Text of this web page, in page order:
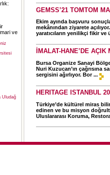
ve
Uludağ
GEMSS’21 TOMTOM
Ekim ayında başvuru
mekânından ziyarete
yaratıcıların yenilikçi fikir
İMALAT-HANE’DE AÇIK
Bursa Organize Sanayi
Nuri Kuzucan’ın çağrısına
sergisini ağırlıyor. Bor ...
HERITAGE ISTANBUL
Türkiye’de kültürel miras
edinen ve bu misyon
Uluslararası Koruma,